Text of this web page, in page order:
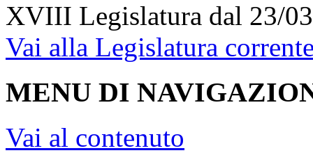
XVIII Legislatura dal 23/
Vai alla Legislatura
MENU DI
Vai al contenuto